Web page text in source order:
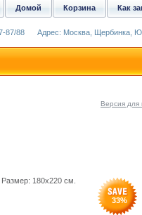
Версия для
180x220 см.
33%
Как
Корзина
Домой
87/88 Адрес: Москва, Щербинка,